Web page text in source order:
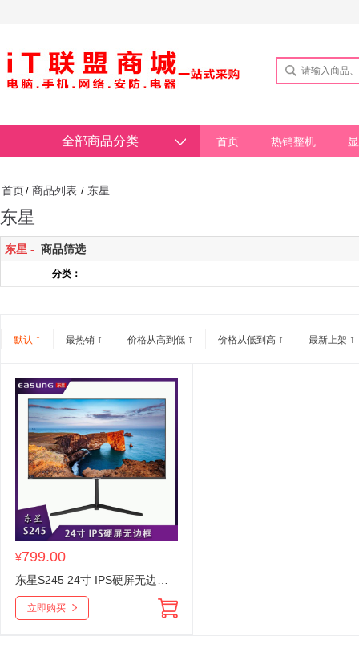
全部商品分类 首页 热销整机
首页 / 商品列表 / 东星
东星
东星 - 商品筛选
分类：
默认 ↑ 最热销 ↑ 价格从高到低 ↑ 价格从低到高 ↑ 最新上架 ↑
¥799.00
立即购买